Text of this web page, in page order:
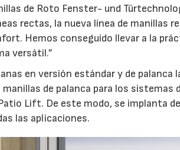
de Roto Fenster- und
rectas, la nueva línea de manillas
Hemos conseguido llevar a la
versátil.”
en versión estándar y de palanca
de palanca para los sistemas
Lift. De este modo, se implanta
las aplicaciones.